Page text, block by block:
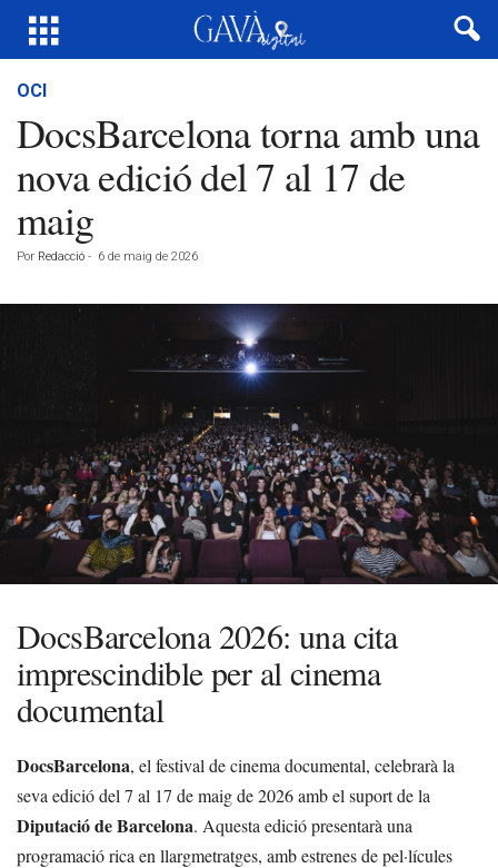
OCI
DocsBarcelona torna amb una
nova edició del 7 al 17 de
maig
Por Redacció - 6 de maig de 2026
DocsBarcelona 2026: una cita
imprescindible per al cinema
documental
DocsBarcelona, el festival de cinema documental, celebrarà la
seva edició del 7 al 17 de maig de 2026 amb el suport de la
Diputació de Barcelona. Aquesta edició presentarà una
programació rica en llargmetratges, amb estrenes de pel·lícules